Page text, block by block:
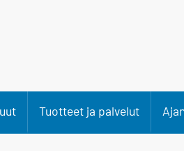
Tuotteet ja palvelut